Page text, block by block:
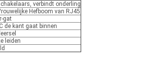
verbindt onderling
Hefboom van RJ45
gat
de kant gaat binnen
leiden